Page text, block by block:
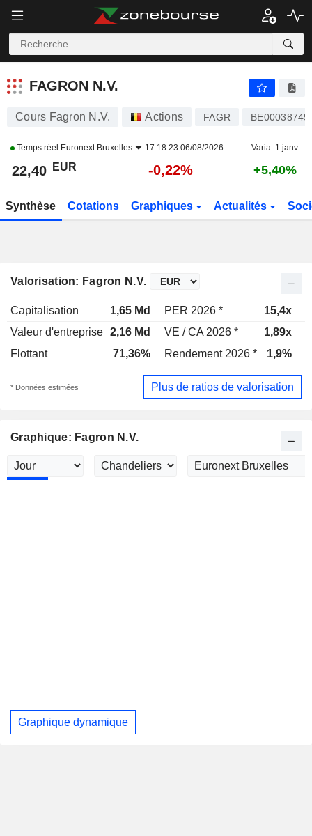
FAGRON N.V.
FAGRON N.V.
Cours Fagron N.V. Actions FAGR
Temps réel Euronext Bruxelles 17:18:23 06/08/2026 Varia. 1 janv.
22,40 EUR -0,22% +5,40%
Synthèse Cotations Graphiques Actualités
Valorisation: Fagron N.V.
Capitalisation 1,65 Md PER 2026 * 15,4x
Valeur d'entreprise 2,16 Md VE / CA 2026 * 1,89x
Flottant
71,36% Rendement 2026 * 1,9%
* Données estimées Plus de ratios de valorisation
Graphique: Fagron N.V.
Graphique dynamique